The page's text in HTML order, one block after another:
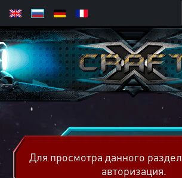
Для просмотра данного
авторизация.